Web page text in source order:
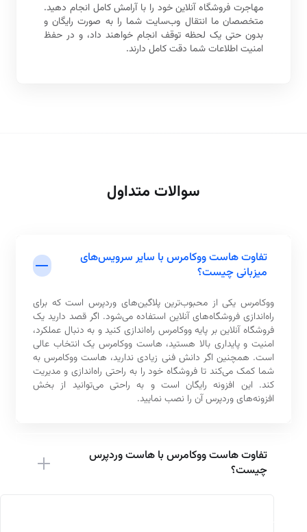
مهاجرت فروشگاه آنلاین خود را با آرامش کامل انجام دهید.
متخصصان ما انتقال وب‌سایت شما را به صورت رایگان و
بدون حتی یک لحظه توقف انجام خواهند داد، و در حفظ
امنیت اطلاعات شما دقت کامل دارند.
سوالات متداول
تفاوت هاست ووکامرس با سایر سرویس‌های
میزبانی چیست؟
ووکامرس یکی از محبوب‌ترین پلاگین‌های وردپرس است که برای
راه‌اندازی فروشگاه‌های آنلاین استفاده می‌شود. اگر قصد دارید یک
فروشگاه آنلاین بر پایه ووکامرس راه‌اندازی کنید و به دنبال عملکرد،
امنیت و پایداری بالا هستید، هاست ووکامرس یک انتخاب عالی
است. همچنین اگر دانش فنی زیادی ندارید، هاست ووکامرس به
شما کمک می‌کند تا فروشگاه خود را به راحتی راه‌اندازی و مدیریت
کند. این افزونه رایگان است و به راحتی می‌توانید از بخش
افزونه‌های وردپرس آن را نصب نمایید.
تفاوت هاست ووکامرس با هاست وردپرس
چیست؟